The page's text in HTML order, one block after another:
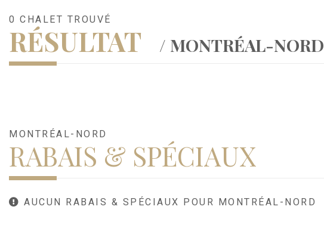
0 CHALET TROUVÉ
RÉSULTAT / MONTRÉAL-NORD
MONTRÉAL-NORD
RABAIS & SPÉCIAUX
AUCUN RABAIS & SPÉCIAUX POUR MONTRÉAL-NORD